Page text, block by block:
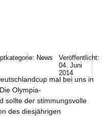
News
Veröffentlicht:
04. Juni
2014
mal bei uns in
Olympia-
sollte der stimmungsvolle
des diesjährigen